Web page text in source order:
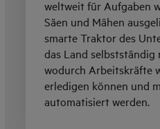
weltweit für Aufgaben
Säen und Mähen
smarte Traktor des
das Land selbstständig
wodurch Arbeitskräfte
erledigen können und
automatisiert werden.